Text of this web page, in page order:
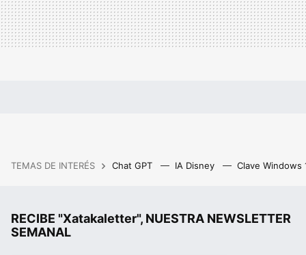
TEMAS DE INTERÉS Chat GPT IA Disney Clave Windows
RECIBE "Xatakaletter", NUESTRA NEWSLETTER
SEMANAL